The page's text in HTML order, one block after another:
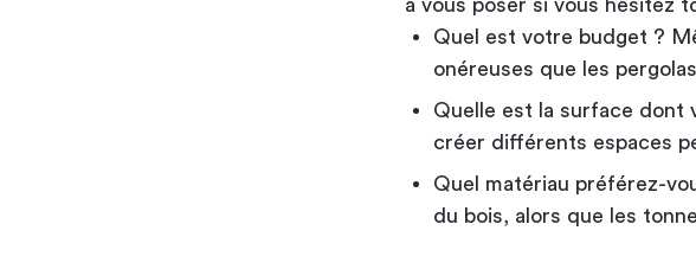
à vous poser si vous hésitez
Quel est votre budget ?
onéreuses que les
Quelle est la surface dont
créer différents espaces
Quel matériau préférez-
du bois, alors que les